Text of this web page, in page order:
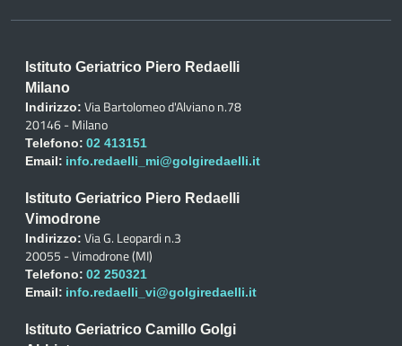
Istituto Geriatrico Piero Redaelli
Milano
Indirizzo: Via Bartolomeo d'Alviano n.78
20146 - Milano
Telefono: 02 413151
Email: info.redaelli_mi@golgiredaelli.it
Istituto Geriatrico Piero Redaelli
Vimodrone
Indirizzo: Via G. Leopardi n.3
20055 - Vimodrone (MI)
Telefono: 02 250321
Email: info.redaelli_vi@golgiredaelli.it
Istituto Geriatrico Camillo Golgi